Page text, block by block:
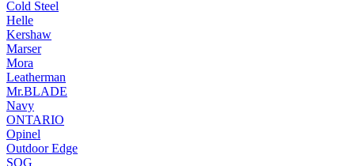
Cold Steel
Helle
Kershaw
Marser
Mora
Leatherman
Mr.BLADE
Navy
ONTARIO
Opinel
Outdoor Edge
SOG